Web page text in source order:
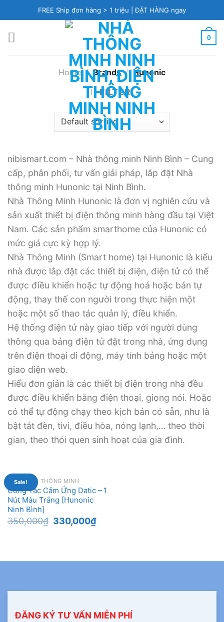
to
content
FREE Ship đơn hàng > 1 triệu |ĐẶT HÀNG ngay
0
Home / Brands / Hunonic
FILTER
nibismart.com – Nhà thông minh Ninh Bình – Cung
cấp, phân phối, tư vấn giải pháp, lắp đặt Nhà
thông minh Hunonic tại Ninh Bình.
Nhà Thông Minh Hunonic là đơn vị nghiên cứu và
sản xuất thiết bị điện thông minh hàng đầu tại Việt
Nam. Các sản phẩm smarthome của Hunonic có
mức giá cực kỳ hợp lý.
Nhà Thông Minh (Smart home) tại Hunonic là kiểu
nhà được lắp đặt các thiết bị điện, điện tử có thể
được điều khiển hoặc tự động hoá hoặc bán tự
động, thay thế con người trong thực hiện một
hoặc một số thao tác quản lý, điều khiển.
Hệ thống điện tử này giao tiếp với người dùng
thông qua bảng điện tử đặt trong nhà, ứng dụng
trên điện thoại di động, máy tính bảng hoặc một
giao diện web.
Hiểu đơn giản là các thiết bị điện trong nhà đều
được điều khiển bằng điện thoại, giọng nói. Hoặc
có thể tự động chạy theo kịch bản có sẵn, như là
bật tắt đèn, tivi, điều hòa, nóng lạnh,… theo thời
gian, theo thói quen sinh hoạt của gia đình.
Sale!
CÔNG TẮC THÔNG MINH
Công Tắc Cảm Ứng Datic – 1
Nút Màu Trắng [Hunonic
Ninh Bình]
350,000₫ Original
price
330,000₫Current
price
ĐĂNG KÝ TƯ VẤN MIỄN PHÍ